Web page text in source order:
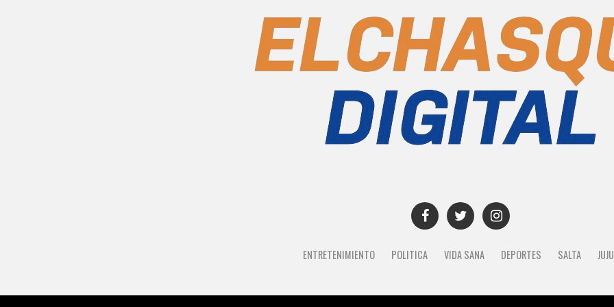
ENTRETENIMIENTO POLITICA VIDA SANA DEPORTES SALTA